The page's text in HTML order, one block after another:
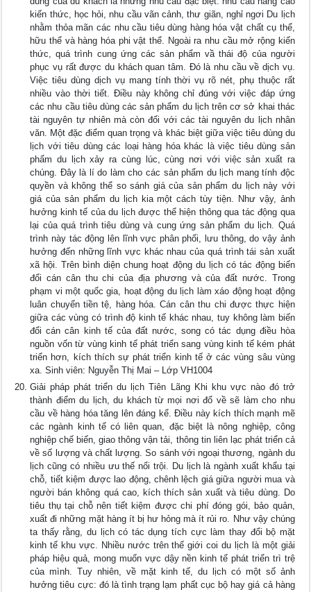
kiến thức, học hỏi, nhu cầu vãn cảnh, thư giãn, nghỉ ngơi Du lịch
nhằm thỏa mãn các nhu cầu tiêu dùng hàng hóa vật chất cụ thể,
hữu thể và hàng hóa phi vật thể. Ngoài ra nhu cầu mở rộng kiến
thức, quá trình cung ứng các sản phẩm vầ thái độ của người
phục vụ rất được du khách quan tâm. Đó là nhu cầu về dịch vụ.
Việc tiêu dùng dịch vụ mang tính thời vụ rõ nét, phụ thuộc rất
nhiều vào thời tiết. Điều này không chỉ đúng với việc đáp ứng
các nhu cầu tiêu dùng các sản phẩm du lịch trên cơ sở khai thác
tài nguyên tự nhiên mà còn đối với các tài nguyên du lịch nhân
văn. Một đặc điểm quan trọng và khác biệt giữa việc tiêu dùng du
lịch với tiêu dùng các loại hàng hóa khác là việc tiêu dùng sản
phẩm du lịch xảy ra cùng lúc, cùng nơi với việc sản xuất ra
chúng. Đây là lí do làm cho các sản phẩm du lịch mang tính độc
quyền và không thể so sánh giá của sản phẩm du lịch này với
giá của sản phẩm du lịch kia một cách tùy tiện. Như vậy, ảnh
hưởng kinh tế của du lịch được thể hiện thông qua tác động qua
lại của quá trình tiêu dùng và cung ứng sản phẩm du lịch. Quá
trình này tác động lên lĩnh vực phân phối, lưu thông, do vậy ảnh
hưởng đến những lĩnh vực khác nhau của quá trình tái sản xuất
xã hội. Trên bình diện chung hoạt động du lịch có tác động biến
đổi cán cân thu chi của địa phương và của đất nước. Trong
phạm vi một quốc gia, hoạt động du lịch làm xáo động hoạt động
luân chuyển tiền tệ, hàng hóa. Cán cân thu chi được thực hiện
giữa các vùng có trình độ kinh tế khác nhau, tuy không làm biến
đổi cán cân kinh tế của đất nước, song có tác dụng điều hòa
nguồn vốn từ vùng kinh tế phát triển sang vùng kinh tế kém phát
triển hơn, kích thích sự phát triển kinh tế ở các vùng sâu vùng
xa. Sinh viên: Nguyễn Thị Mai – Lớp VH1004
Giải pháp phát triển du lịch Tiên Lãng Khi khu vực nào đó trở
thành điểm du lịch, du khách từ mọi nơi đổ về sẽ làm cho nhu
cầu về hàng hóa tăng lên đáng kể. Điều này kích thích mạnh mẽ
các ngành kinh tế có liên quan, đặc biệt là nông nghiệp, công
nghiệp chế biến, giao thông vận tải, thông tin liên lạc phát triển cả
về số lượng và chất lượng. So sánh với ngoại thương, ngành du
lịch cũng có nhiều ưu thế nổi trội. Du lịch là ngành xuất khẩu tại
chỗ, tiết kiệm được lao động, chênh lệch giá giữa người mua và
người bán không quá cao, kích thích sản xuất và tiêu dùng. Do
tiêu thụ tại chỗ nên tiết kiệm được chi phí đóng gói, bảo quản,
xuất đi những mặt hàng ít bị hư hỏng mà ít rủi ro. Như vậy chúng
ta thấy rằng, du lịch có tác dụng tích cực làm thay đổi bộ mặt
kinh tế khu vực. Nhiều nước trên thế giới coi du lịch là một giải
pháp hiệu quả, mong muốn vực dậy nền kinh tế phát triển trì trệ
của mình. Tuy nhiên, về mặt kinh tế, du lịch có một số ảnh
hưởng tiêu cực: đó là tình trạng lạm phất cục bộ hay giá cả hàng